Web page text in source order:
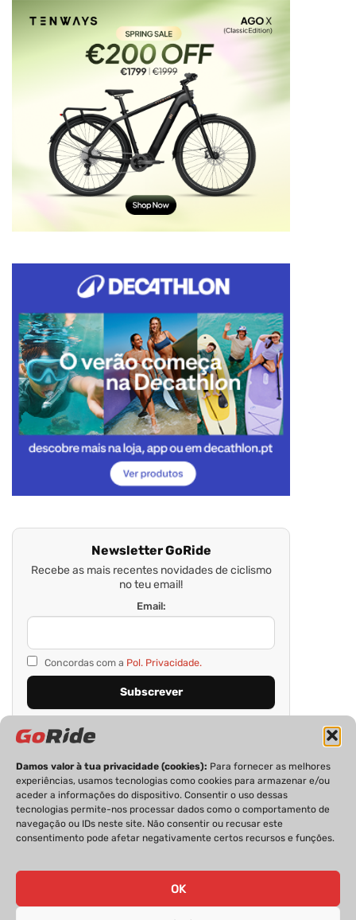
Damos valor à tua privacidade (cookies): Para fornecer as melhores
experiências, usamos tecnologias como cookies para armazenar e/ou
aceder a informações do dispositivo. Consentir o uso dessas
tecnologias permite-nos processar dados como o comportamento de
navegação ou IDs neste site. Não consentir ou recusar este
consentimento pode afetar negativamente certos recursos e funções.
OK
Newsletter GoRide
Recebe as mais recentes novidades de ciclismo
no teu email!
Email:
Concordas com a Pol. Privacidade.
PRIVACIDADE FICHA TÉCNICA
ESTATUTO EDITORIAL